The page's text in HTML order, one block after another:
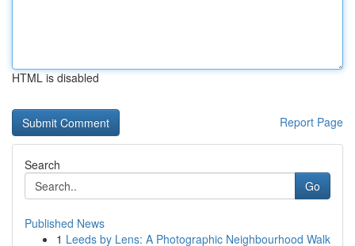
HTML is disabled
Report Page
Search
Go
Published News
1 Leeds by Lens: A Photographic Neighbourhood Walk